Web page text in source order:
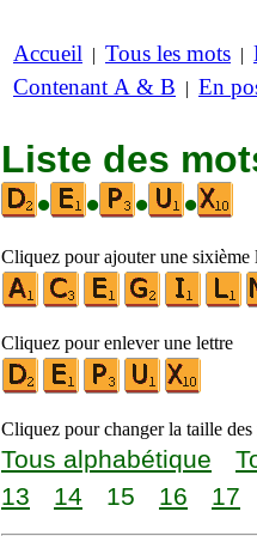
Accueil | Tous les mots |
Contenant A & B | En
Liste des
•
• • •
Cliquez pour ajouter une sixième
Cliquez pour enlever une lettre
Cliquez pour changer la taille des
Tous alphabétique
13
14 15 16 17